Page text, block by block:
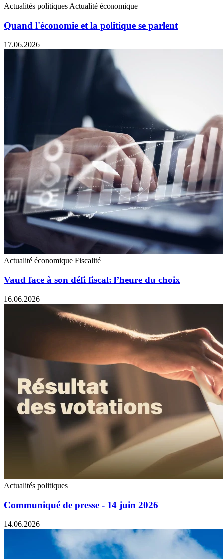
Actualités politiques Actualité économique
Quand l'économie et la politique se parlent
17.06.2026
Actualité économique Fiscalité
Vaud face à son défi fiscal: l’heure du choix
16.06.2026
Actualités politiques
Communiqué de presse - 14 juin 2026
14.06.2026